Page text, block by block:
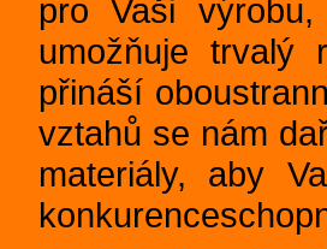
pro Vaši
umožňuje trvalý
přináší
vztahů se nám
materiály, aby